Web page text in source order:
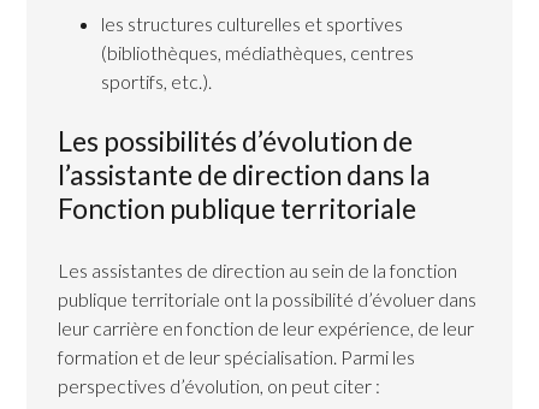
les structures culturelles et sportives
(bibliothèques, médiathèques, centres
sportifs, etc.).
Les possibilités d’évolution de
l’assistante de direction dans la
Fonction publique territoriale
Les assistantes de direction au sein de la fonction
publique territoriale ont la possibilité d’évoluer dans
leur carrière en fonction de leur expérience, de leur
formation et de leur spécialisation. Parmi les
perspectives d’évolution, on peut citer :